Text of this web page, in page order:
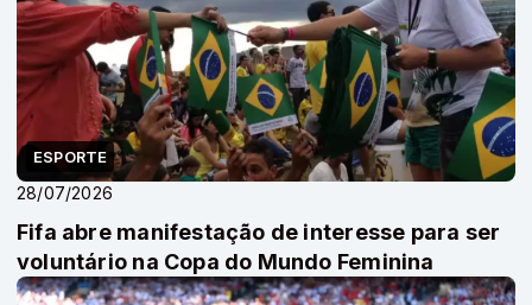
ESPORTE
28/07/2026
Fifa abre manifestação de interesse para ser
voluntário na Copa do Mundo Feminina